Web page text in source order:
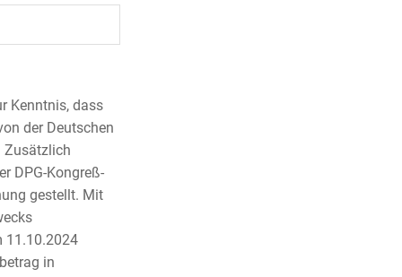
Kenntnis, dass
der Deutschen
Zusätzlich
DPG-Kongreß-
gestellt. Mit
11.10.2024
in